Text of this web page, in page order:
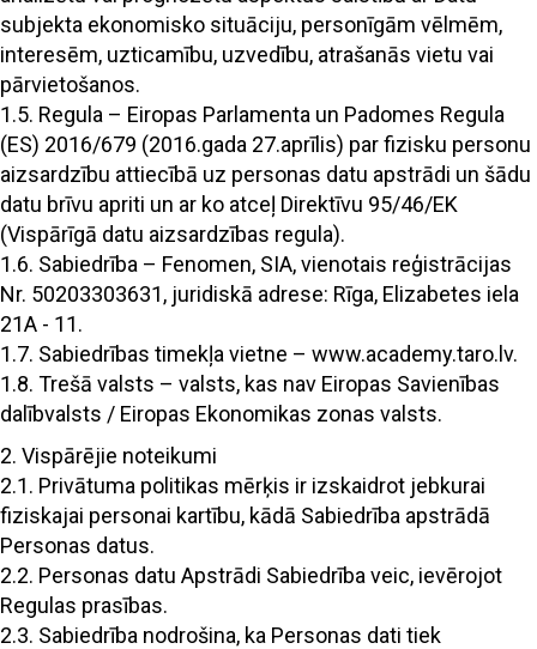
subjekta ekonomisko situāciju, personīgām vēlmēm,
interesēm, uzticamību, uzvedību, atrašanās vietu vai
pārvietošanos.
1.5. Regula – Eiropas Parlamenta un Padomes Regula
(ES) 2016/679 (2016.gada 27.aprīlis) par fizisku personu
aizsardzību attiecībā uz personas datu apstrādi un šādu
datu brīvu apriti un ar ko atceļ Direktīvu 95/46/EK
(Vispārīgā datu aizsardzības regula).
1.6. Sabiedrība – Fenomen, SIA, vienotais reģistrācijas
Nr. 50203303631, juridiskā adrese: Rīga, Elizabetes iela
21A - 11.
1.7. Sabiedrības timekļa vietne – www.academy.taro.lv.
1.8. Trešā valsts – valsts, kas nav Eiropas Savienības
dalībvalsts / Eiropas Ekonomikas zonas valsts.
2. Vispārējie noteikumi
2.1. Privātuma politikas mērķis ir izskaidrot jebkurai
fiziskajai personai kartību, kādā Sabiedrība apstrādā
Personas datus.
2.2. Personas datu Apstrādi Sabiedrība veic, ievērojot
Regulas prasības.
2.3. Sabiedrība nodrošina, ka Personas dati tiek